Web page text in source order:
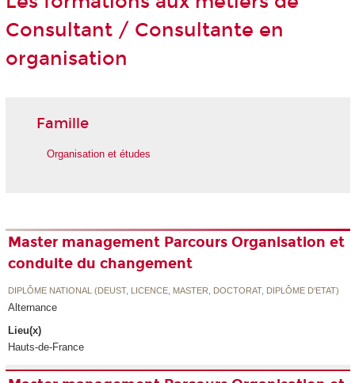
Consultant / Consultante en
organisation
Famille
Organisation et études
Master management Parcours Organisation et
conduite du changement
DIPLÔME NATIONAL (DEUST, LICENCE, MASTER, DOCTORAT, DIPLÔME D'ETAT)
Alternance
Lieu(x)
Hauts-de-France